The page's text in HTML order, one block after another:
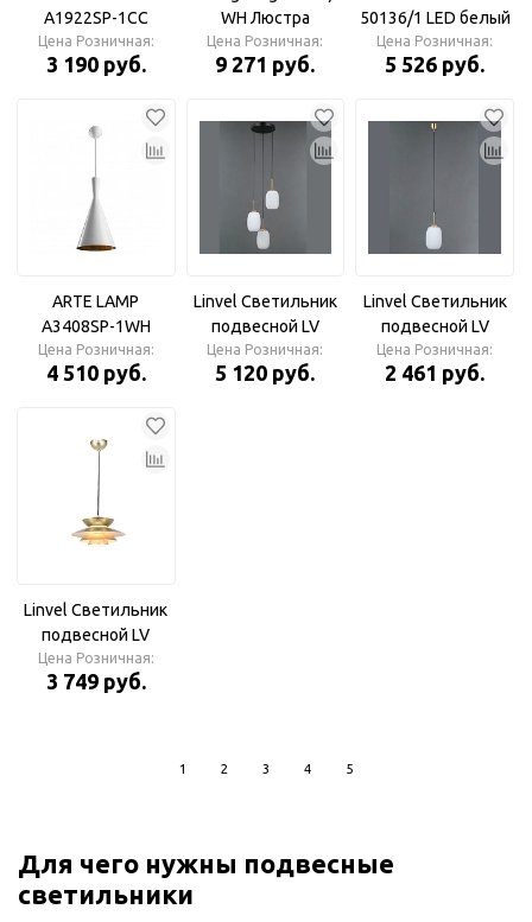
A1922SP-1CC
BOLLA-UNICA
Подвес
Цена Розничная:
3 190 руб.
WH Люстра
E27*60W
Цена Розничная:
9 271 руб.
50136/1 LED белый
Спот
Цена Розничная:
5 526 руб.
ARTE LAMP
A3408SP-1WH
Подвес
Цена Розничная:
4 510 руб.
Linvel Светильник
подвесной LV
9505/3 Арес Латунь
Е27 40W 220-230V
Цена Розничная:
5 120 руб.
Linvel Светильник
подвесной LV
9505/1 Арес Латунь
Е27 40W 220-230V
Цена Розничная:
2 461 руб.
Linvel Светильник
подвесной LV
9478/1 Фузе
Матовое золото
Цена Розничная:
3 749 руб.
1 2 3 4 5
Для чего нужны подвесные
светильники